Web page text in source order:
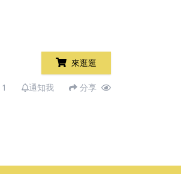
來逛逛
1 通知我 分享